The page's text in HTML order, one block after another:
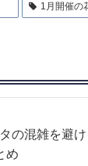
1月開催の
の混雑を避
め